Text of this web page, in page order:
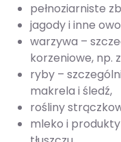
pełnoziarniste
jagody i inne
warzywa –
korzeniowe, np.
ryby –
makrela i śledź,
rośliny
mleko i